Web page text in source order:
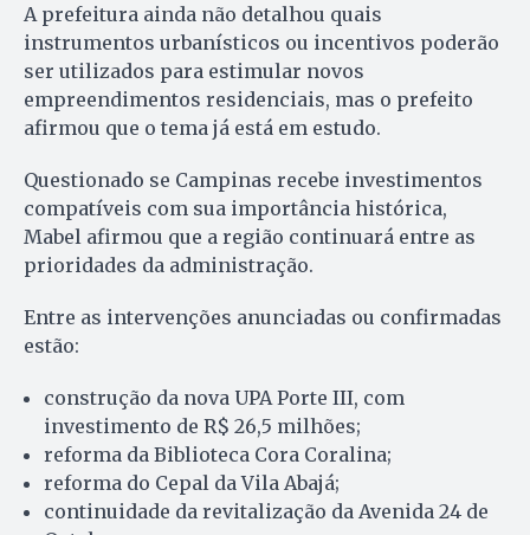
A prefeitura ainda não detalhou quais
instrumentos urbanísticos ou incentivos poderão
ser utilizados para estimular novos
empreendimentos residenciais, mas o prefeito
afirmou que o tema já está em estudo.
Questionado se Campinas recebe investimentos
compatíveis com sua importância histórica,
Mabel afirmou que a região continuará entre as
prioridades da administração.
Entre as intervenções anunciadas ou confirmadas
estão:
construção da nova UPA Porte III, com
investimento de R$ 26,5 milhões;
reforma da Biblioteca Cora Coralina;
reforma do Cepal da Vila Abajá;
continuidade da revitalização da Avenida 24 de